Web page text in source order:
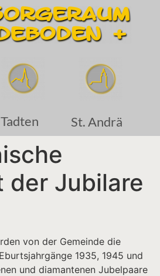
Tadten St. Andrä
der Jubilare
von der Gemeinde die
1935, 1945 und
und diamantenen Jubelpaare